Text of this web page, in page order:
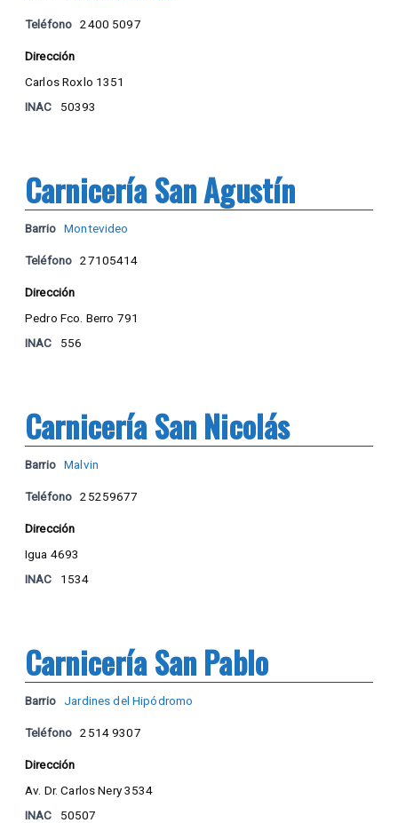
Teléfono 2400 5097
Dirección
Carlos Roxlo 1351
INAC
50393
Carnicería San Agustín
Barrio Montevideo
Teléfono 27105414
Dirección
Pedro Fco. Berro 791
INAC
556
Carnicería San Nicolás
Barrio Malvin
Teléfono 25259677
Dirección
Igua 4693
INAC
1534
Carnicería San Pablo
Barrio Jardines del Hipódromo
Teléfono 2514 9307
Dirección
Av. Dr. Carlos Nery 3534
INAC
50507